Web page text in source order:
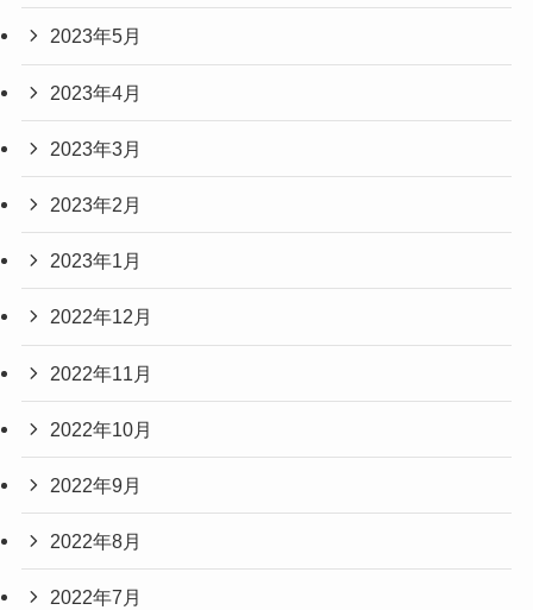
2023年5月
2023年4月
2023年3月
2023年2月
2023年1月
2022年12月
2022年11月
2022年10月
2022年9月
2022年8月
2022年7月